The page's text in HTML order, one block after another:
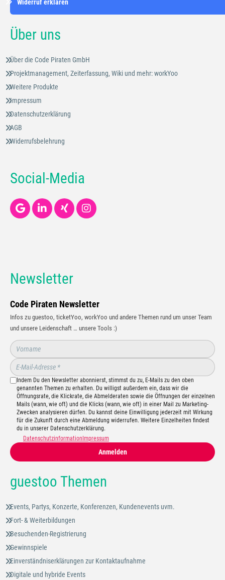
Widerruf erklären
Über uns
Über die Code Piraten GmbH
Projektmanagement, Zeiterfassung, Wiki und mehr: workYoo
Weitere Produkte
Impressum
Datenschutzerklärung
AGB
Widerrufsbelehrung
Social-Media
Newsletter
Code Piraten Newsletter
Infos zu guestoo, ticketYoo, workYoo und andere Themen rund um unser Team
und unsere Leidenschaft … unsere Tools :)
Indem Du den Newsletter abonnierst, stimmst du zu, E-Mails zu den oben
genannten Themen zu erhalten. Du willigst außerdem ein, dass wir die
Öffnungsrate, die Klickrate, die Abmelderaten sowie die Öffnungen der einzelnen
Mails (wann, wie oft) und die Klicks (wann, wie oft) in einer Mail zu Marketing-
Zwecken analysieren dürfen. Du kannst deine Einwilligung jederzeit mit Wirkung
für die Zukunft durch eine Abmeldung widerrufen. Weitere Einzelheiten findest
du in unserer Datenschutzerklärung.
Datenschutzinformation Impressum
Anmelden
guestoo Themen
Events, Partys, Konzerte, Konferenzen, Kundenevents uvm.
Fort- & Weiterbildungen
Besuchenden-Registrierung
Gewinnspiele
Einverständniserklärungen zur Kontaktaufnahme
Digitale und hybride Events